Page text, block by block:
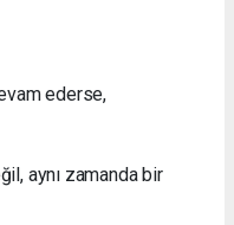
ederse,
aynı zamanda bir